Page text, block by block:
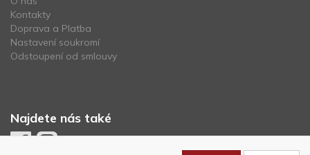
Kontakty
Doprava a Platba
Nastavení soukromí
Odstoupení od smlouvy
Najdete nás také